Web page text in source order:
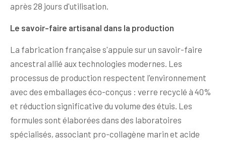
après 28 jours d'utilisation.
Le savoir-faire artisanal dans la production
La fabrication française s'appuie sur un savoir-faire
ancestral allié aux technologies modernes. Les
processus de production respectent l'environnement
avec des emballages éco-conçus : verre recyclé à 40%
et réduction significative du volume des étuis. Les
formules sont élaborées dans des laboratoires
spécialisés, associant pro-collagène marin et acide